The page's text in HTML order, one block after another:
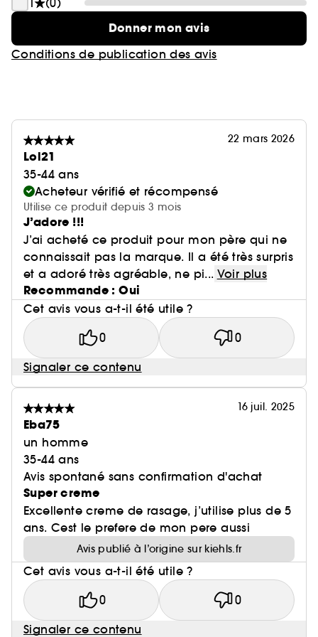
1
(0)
Donner mon avis
Conditions de publication des avis
22 mars 2026
Lol21
35-44 ans
Acheteur vérifié et récompensé
Utilise ce produit depuis 3 mois
J’adore !!!
J’ai acheté ce produit pour mon père qui ne
connaissait pas la marque. Il a été très surpris
et a adoré très agréable, ne pi... Voir plus
Recommande : Oui
Cet avis vous a-t-il été utile ?
0 0
Signaler ce contenu
16 juil. 2025
Eba75
un homme
35-44 ans
Avis spontané sans confirmation d'achat
Super creme
Excellente creme de rasage, j’utilise plus de 5
ans. Cest le prefere de mon pere aussi
Avis publié à l’origine sur kiehls.fr
Cet avis vous a-t-il été utile ?
0 0
Signaler ce contenu